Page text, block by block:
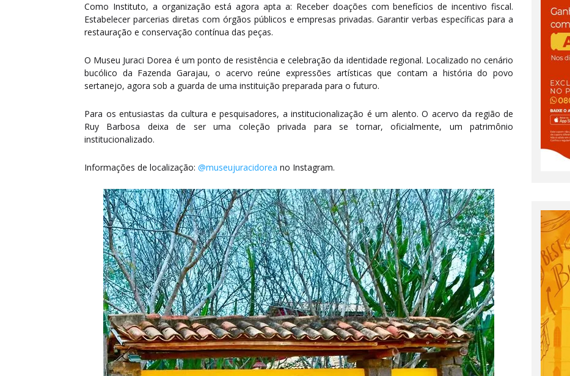
Como Instituto, a organização está agora apta a: Receber doações com benefícios de incentivo fiscal.
Estabelecer parcerias diretas com órgãos públicos e empresas privadas. Garantir verbas específicas para a
restauração e conservação contínua das peças.
O Museu Juraci Dorea é um ponto de resistência e celebração da identidade regional. Localizado no cenário
bucólico da Fazenda Garajau, o acervo reúne expressões artísticas que contam a história do povo
sertanejo, agora sob a guarda de uma instituição preparada para o futuro.
Para os entusiastas da cultura e pesquisadores, a institucionalização é um alento. O acervo da região de
Ruy Barbosa deixa de ser uma coleção privada para se tornar, oficialmente, um patrimônio
institucionalizado.
Informações de localização: @museujuracidorea no Instagram.